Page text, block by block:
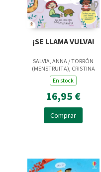
¡SE LLAMA VULVA!
SALVIA, ANNA / TORRÓN
(MENSTRUITA), CRISTINA
En stock
16,95 €
Comprar